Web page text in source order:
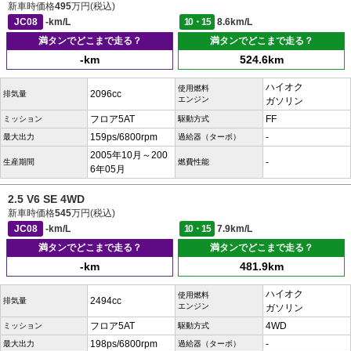
新車時価格495万円(税込)
JC08
-km/L 10・15
8.6km/L
満タンでどこまで走る？
-km
満タンでどこまで走る？
524.6km
排気量 2096cc
使用燃料
エンジン
ハイオク
ガソリン
ミッション フロア5AT 駆動方式 FF
最大出力 159ps/6800rpm 過給器（ターボ） -
生産期間
2005年10月～200
6年05月
燃費性能 -
2.5 V6 SE 4WD
新車時価格545万円(税込)
JC08
-km/L 10・15
7.9km/L
満タンでどこまで走る？
-km
満タンでどこまで走る？
481.9km
排気量 2494cc
使用燃料
エンジン
ハイオク
ガソリン
ミッション フロア5AT 駆動方式 4WD
最大出力 198ps/6800rpm 過給器（ターボ） -